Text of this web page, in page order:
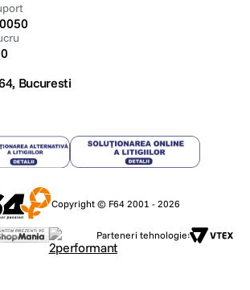
Bucuresti
Copyright © F64 2001 - 2026
Parteneri tehnologie: